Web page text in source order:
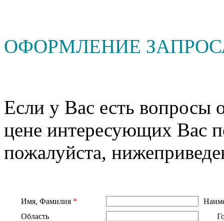
ОФОРМЛЕНИЕ
Если у Вас есть вопросы
цене интересующих Вас
пожалуйста,
Имя, Фамилия *
Область